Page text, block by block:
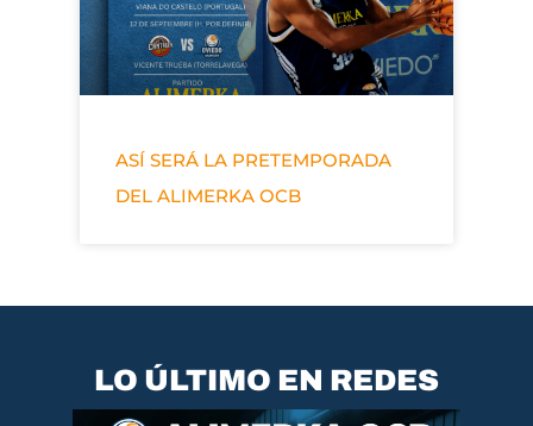
ASÍ SERÁ LA PRETEMPORADA
DEL ALIMERKA OCB
LO ÚLTIMO EN REDES